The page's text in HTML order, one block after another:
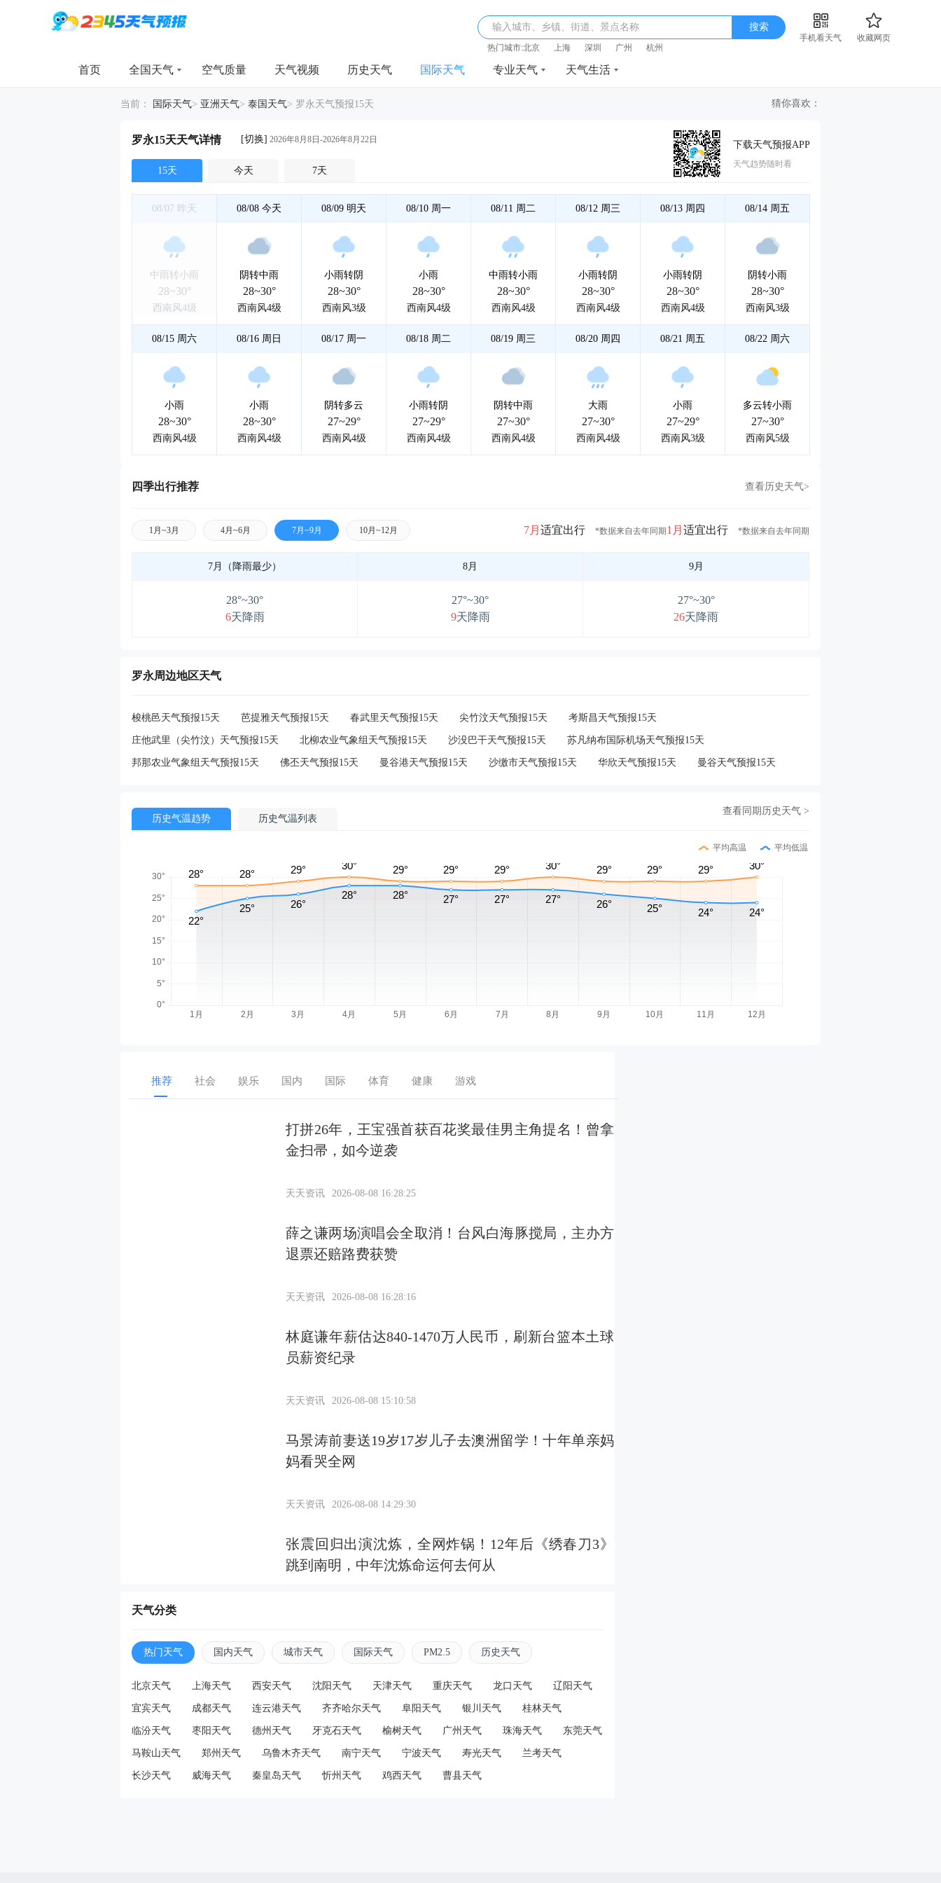
输入城市、乡镇、街道、景点名称 搜索
手机看天气
收藏网页
热门城市:北京 上海 深圳 广州 杭州
首页 全国天气 空气质量 天气视频 历史天气 国际天气 专业天气 天气生活
当前： 国际天气> 亚洲天气> 泰国天气> 罗永天气预报15天 猜你喜欢：
罗永15天天气详情 [切换] 2026年8月8日-2026年8月22日
15天 今天 7天
下载天气预报APP
天气趋势随时看
08/07 昨天
中雨转小雨
28~30°
西南风4级
08/08 今天
阴转中雨
28~30°
西南风4级
08/09 明天
小雨转阴
28~30°
西南风3级
08/10 周一
小雨
28~30°
西南风4级
08/11 周二
中雨转小雨
28~30°
西南风4级
08/12 周三
小雨转阴
28~30°
西南风4级
08/13 周四
小雨转阴
28~30°
西南风4级
08/14 周五
阴转小雨
28~30°
西南风3级
08/15 周六
小雨
28~30°
西南风4级
08/16 周日
小雨
28~30°
西南风4级
08/17 周一
阴转多云
27~29°
西南风4级
08/18 周二
小雨转阴
27~29°
西南风4级
08/19 周三
阴转中雨
27~30°
西南风4级
08/20 周四
大雨
27~30°
西南风4级
08/21 周五
小雨
27~29°
西南风3级
08/22 周六
多云转小雨
27~30°
西南风5级
四季出行推荐 查看历史天气>
1月~3月 4月~6月 7月~9月 10月~12月 1月 适宜出行 *数据来自去年同期
7月 适宜出行 *数据来自去年同期
7月（降雨最少） 8月 9月
28°~30°
6天降雨
27°~30°
9天降雨
27°~30°
26天降雨
罗永周边地区天气
梭桃邑天气预报15天 芭提雅天气预报15天 春武里天气预报15天 尖竹汶天气预报15天 考斯昌天气预报15天
庄他武里（尖竹汶）天气预报15天 北柳农业气象组天气预报15天 沙没巴干天气预报15天 苏凡纳布国际机场天气预报15天
邦那农业气象组天气预报15天 佛丕天气预报15天 曼谷港天气预报15天 沙缴市天气预报15天 华欣天气预报15天 曼谷天气预报15天
历史气温趋势 历史气温列表
查看同期历史天气 >
平均高温 平均低温
推荐 社会 娱乐 国内 国际 体育 健康 游戏
打拼26年，王宝强首获百花奖最佳男主角提名！曾拿
金扫帚，如今逆袭
天天资讯 2026-08-08 16:28:25
薛之谦两场演唱会全取消！台风白海豚搅局，主办方
退票还赔路费获赞
天天资讯 2026-08-08 16:28:16
林庭谦年薪估达840-1470万人民币，刷新台篮本土球
员薪资纪录
天天资讯 2026-08-08 15:10:58
马景涛前妻送19岁17岁儿子去澳洲留学！十年单亲妈
妈看哭全网
天天资讯 2026-08-08 14:29:30
张震回归出演沈炼，全网炸锅！12年后《绣春刀3》
跳到南明，中年沈炼命运何去何从
“我很累可以进来休息吗？”骑手店内请求歇脚，长沙
天天资讯 2026-08-07 20:04:59
“准备过来了吗”“我在救人”，为救人错过面试的小伙
已通过补考：下周报到，先试试看
天气分类
热门天气 国内天气 城市天气 国际天气 PM2.5 历史天气
北京天气 上海天气 西安天气 沈阳天气 天津天气 重庆天气 龙口天气 辽阳天气
宜宾天气 成都天气 连云港天气 齐齐哈尔天气 阜阳天气 银川天气 桂林天气
临汾天气 枣阳天气 德州天气 牙克石天气 榆树天气 广州天气 珠海天气 东莞天气
马鞍山天气 郑州天气 乌鲁木齐天气 南宁天气 宁波天气 寿光天气 兰考天气
长沙天气 威海天气 秦皇岛天气 忻州天气 鸡西天气 曹县天气